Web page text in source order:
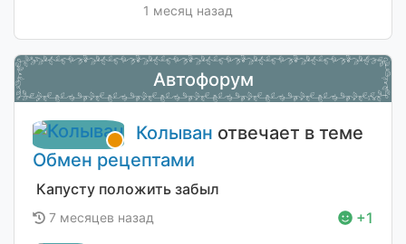
1 месяц назад
Автофорум
Колыван отвечает в теме
Обмен рецептами
Капусту положить забыл
7 месяцев назад +1